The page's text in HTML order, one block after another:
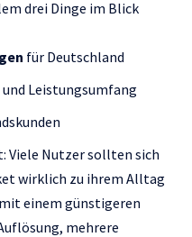
drei Dinge im Blick
für Deutschland
und Leistungsumfang
Viele Nutzer sollten sich
wirklich zu ihrem Alltag
einem günstigeren
mehrere